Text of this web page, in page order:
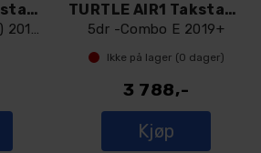
TURTLE AIR1 Takstativ - Åpen Rails
5dr -V-Class (W447) 2015+
TURTLE AIR1 Takstativ - Åpen Rails
5dr -Combo E 2019+
Ikke på lager (0 dager)
3 788,-
Kjøp